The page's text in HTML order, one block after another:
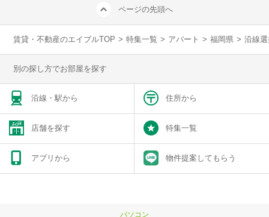
ページの先頭へ
賃貸・不動産のエイブルTOP > 特集一覧 > アパート > 福岡県 > 沿線
別の探し方でお部屋を探す
沿線・駅から 住所から
店舗を探す 特集一覧
アプリから 物件提案してもらう
パソコン